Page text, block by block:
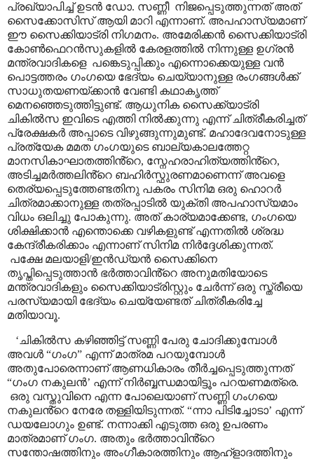
പ്രഖ്യാപിച്ച് ഉടൻ ഡോ. സണ്ണീ നിജപ്പെടുത്തുന്നത് അത്
സൈക്കോസിസ് ആയി മാറി എന്നാണ്. അപഹാസ്യമാണ്
ഈ സൈക്കിയാട്രി നിഗമനം. അമേരിക്കൻ സൈക്കിയാട്രി
കോൺഫെറൻസുകളിൽ കേരളത്തിൽ നിന്നുള്ള ഉഗ്രൻ
മന്ത്രവാദികളെ പങ്കെടുപ്പിക്കും എന്നൊക്കെയുള്ള വൻ
പൊട്ടത്തരം ഗംഗയെ ഭേദ്യം ചെയ്യാനുള്ള രംഗങ്ങൾക്ക്
സാധുതയണയ്ക്കാൻ വേണ്ടി കഥാകൃത്ത്
മെനഞ്ഞെടുത്തിട്ടുണ്ട്. ആധുനിക സൈക്ക്യാട്രി
ചികിൽസ ഇവിടെ എത്തി നിൽക്കുന്നു എന്ന് ചിത്രീകരിച്ചത്
പ്രേക്ഷകർ അപ്പാടെ വിഴുങ്ങുന്നുമുണ്ട്. മഹാദേവനോടുള്ള
പ്രത്യേക മമത ഗംഗയുടെ ബാല്യകാലത്തേറ്റ
മാനസികാഘാതത്തിൻ്റെ, സ്നേഹരാഹിത്യത്തിൻ്റെ,
അടിച്ചമർത്തലിൻ്റെ ബഹിർസ്ഫുരണമാണെന്ന് അവളെ
തെര്യപ്പെടുത്തേണ്ടതിനു പകരം സിനിമ ഒരു ഹൊറർ
ചിത്രമാക്കാനുള്ള തത്രപ്പാടിൽ യുക്തി അപഹാസ്യമാം
വിധം ഒലിച്ചു പോകുന്നു. അത് കാര്യമാക്കേണ്ട, ഗംഗയെ
ശിക്ഷിക്കാൻ എന്തൊക്കെ വഴികളുണ്ട് എന്നതിൽ ശ്രദ്ധ
കേന്ദ്രീകരിക്കാം എന്നാണ് സിനിമ നിർദ്ദേശിക്കുന്നത്.
പക്ഷേ മലയാളി/ഇൻഡ്യൻ സൈക്കിനെ
തൃപ്തിപ്പെടുത്താൻ ഭർത്താവിൻ്റെ അനുമതിയോടെ
മന്ത്രവാദികളും സൈക്കിയാട്രിസ്റ്റും ചേർന്ന് ഒരു സ്ത്രീയെ
പരസ്യമായി ഭേദ്യം ചെയ്യേണ്ടത് ചിത്രീകരിച്ചേ
മതിയാവൂ.
‘ ചികിൽസ കഴിഞ്ഞിട്ട് സണ്ണി പേരു ചോദിക്കുമ്പോൾ
അവൾ “ഗംഗ” എന്ന് മാത്രമ പറയുമ്പോൾ
അതുപോരെന്നാണ് ആണധികാരം തീർച്ചപ്പെടുത്തുന്നത്
“ഗംഗ നകുലൻ’ എന്ന് നിർബ്ബന്ധമായിട്ടൂം പറയണമത്രെ.
ഒരു വസ്തുവിനെ എന്ന പോലെയാണ് സണ്ണി ഗംഗയെ
നകുലൻ്റെ നേരേ തള്ളിയിടുന്നത്. “ന്നാ പിടിച്ചോടാ’ എന്ന്
ഡയലോഗും ഉണ്ട്. നന്നാക്കി എടുത്ത ഒരു ഉപരണം
മാത്രമാണ് ഗംഗ. അതും ഭർത്താവിൻ്റെ
സന്തോഷത്തിനും അംഗീകാരത്തിനും ആഹ്ളാദത്തിനും